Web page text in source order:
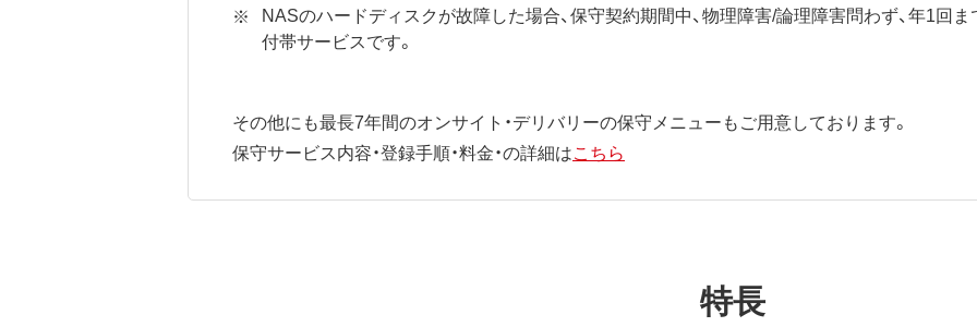
NASのハードディスクが故障した場合、保守契約期間中、物理障害/論理障害問わず、年1回
付帯サービスです。
その他にも最長7年間のオンサイト・デリバリーの保守メニューもご用意しております。
保守サービス内容・登録手順・料金・の詳細はこちら
特長